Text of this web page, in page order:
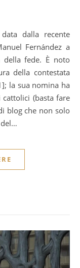
Fernández a
della fede. È noto
della contestata
la sua nomina ha
(basta fare
blog che non solo